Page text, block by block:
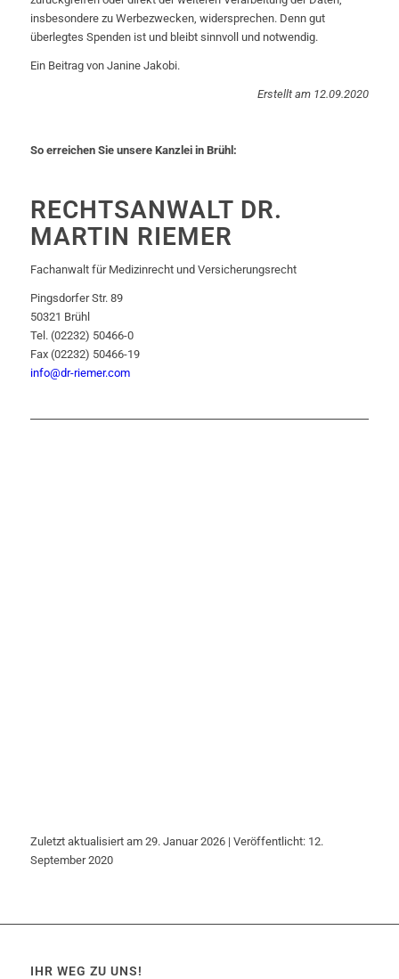
insbesondere zu Werbezwecken, widersprechen. Denn gut
überlegtes Spenden ist und bleibt sinnvoll und notwendig.
Ein Beitrag von Janine Jakobi.
Erstellt am 12.09.2020
So erreichen Sie unsere Kanzlei in Brühl:
RECHTSANWALT DR.
MARTIN RIEMER
Fachanwalt für Medizinrecht und Versicherungsrecht
Pingsdorfer Str. 89
50321 Brühl
Tel. (02232) 50466-0
Fax (02232) 50466-19
info@dr-riemer.com
Zuletzt aktualisiert am 29. Januar 2026 | Veröffentlicht: 12.
September 2020
IHR WEG ZU UNS!